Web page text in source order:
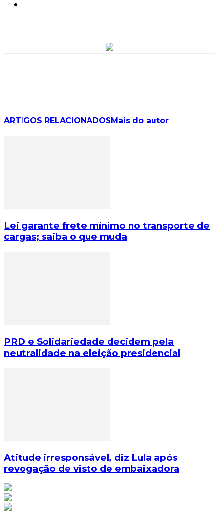
ARTIGOS RELACIONADOS Mais do autor
Lei garante frete mínimo no transporte de
cargas; saiba o que muda
PRD e Solidariedade decidem pela
neutralidade na eleição presidencial
Atitude irresponsável, diz Lula após
revogação de visto de embaixadora